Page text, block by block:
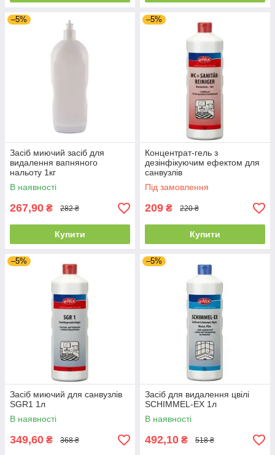
–5%
Засіб миючий засіб для
видалення вапняного
нальоту 1кг
В наявності
267,90 ₴ 282 ₴
Купити
–5%
Концентрат-гель з
дезінфікуючим ефектом для
санвузлів
WC+SANITARREINIGER 1л
Під замовлення
209 ₴ 220 ₴
Купити
–5%
Засіб миючий для санвузлів
SGR1 1л
В наявності
349,60 ₴ 368 ₴
–5%
Засіб для видалення цвілі
SCHIMMEL-EX 1л
В наявності
492,10 ₴ 518 ₴